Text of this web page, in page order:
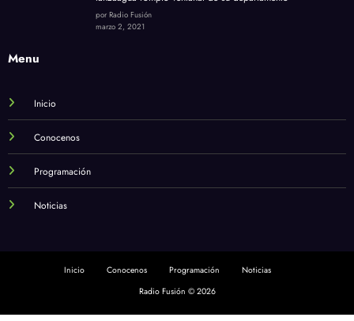
por Radio Fusión
marzo 2, 2021
Menu
Inicio
Conocenos
Programación
Noticias
Inicio Conocenos Programación
Noticias
Radio Fusión © 2026